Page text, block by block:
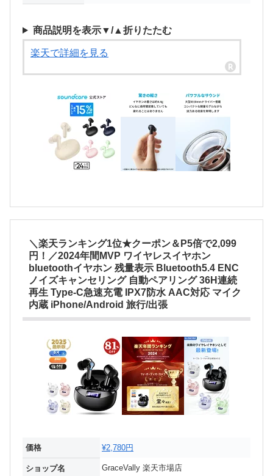
商品説明を表示▼/▲折りたたむ
楽天で詳細を見る
＼楽天ランキング1位★クーポン＆P5倍で2,099
円！／2024年間MVP ワイヤレスイヤホン
bluetoothイヤホン 残量表示 Bluetooth5.4 ENC
ノイズキャンセリング 自動ペアリング 36H連続
再生 Type‐C急速充電 IPX7防水 AAC対応 マイク
内蔵 iPhone/Android 旅行/出張
価格 ¥2,780円
ショップ名 GraceVally 楽天市場店